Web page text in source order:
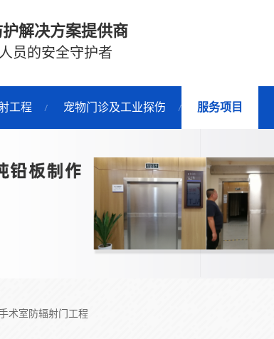
解决方案提供商
员的安全守护者
工程 宠物门诊及工业探伤 服务项目
术室防辐射门工程